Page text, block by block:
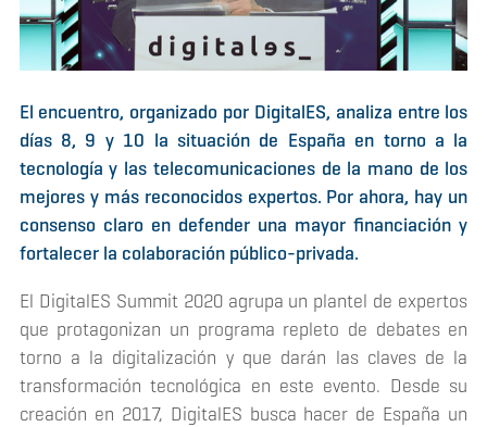
El encuentro, organizado por DigitalES, analiza entre los
días 8, 9 y 10 la situación de España en torno a la
tecnología y las telecomunicaciones de la mano de los
mejores y más reconocidos expertos. Por ahora, hay un
consenso claro en defender una mayor financiación y
fortalecer la colaboración público-privada.
El DigitalES Summit 2020 agrupa un plantel de expertos
que protagonizan un programa repleto de debates en
torno a la digitalización y que darán las claves de la
transformación tecnológica en este evento. Desde su
creación en 2017, DigitalES busca hacer de España un